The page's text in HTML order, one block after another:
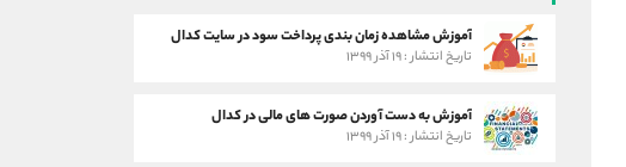
آموزش مشاهده زمان بندی پرداخت سود در سایت کدال
تاریخ انتشار : ۱۹ آذر ۱۳۹۹
آموزش به دست آوردن صورت های مالی در کدال
تاریخ انتشار : ۱۹ آذر ۱۳۹۹